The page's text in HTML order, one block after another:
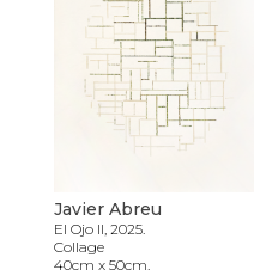
Javier Abreu
El Ojo II, 2025.
Collage
40cm x 50cm.